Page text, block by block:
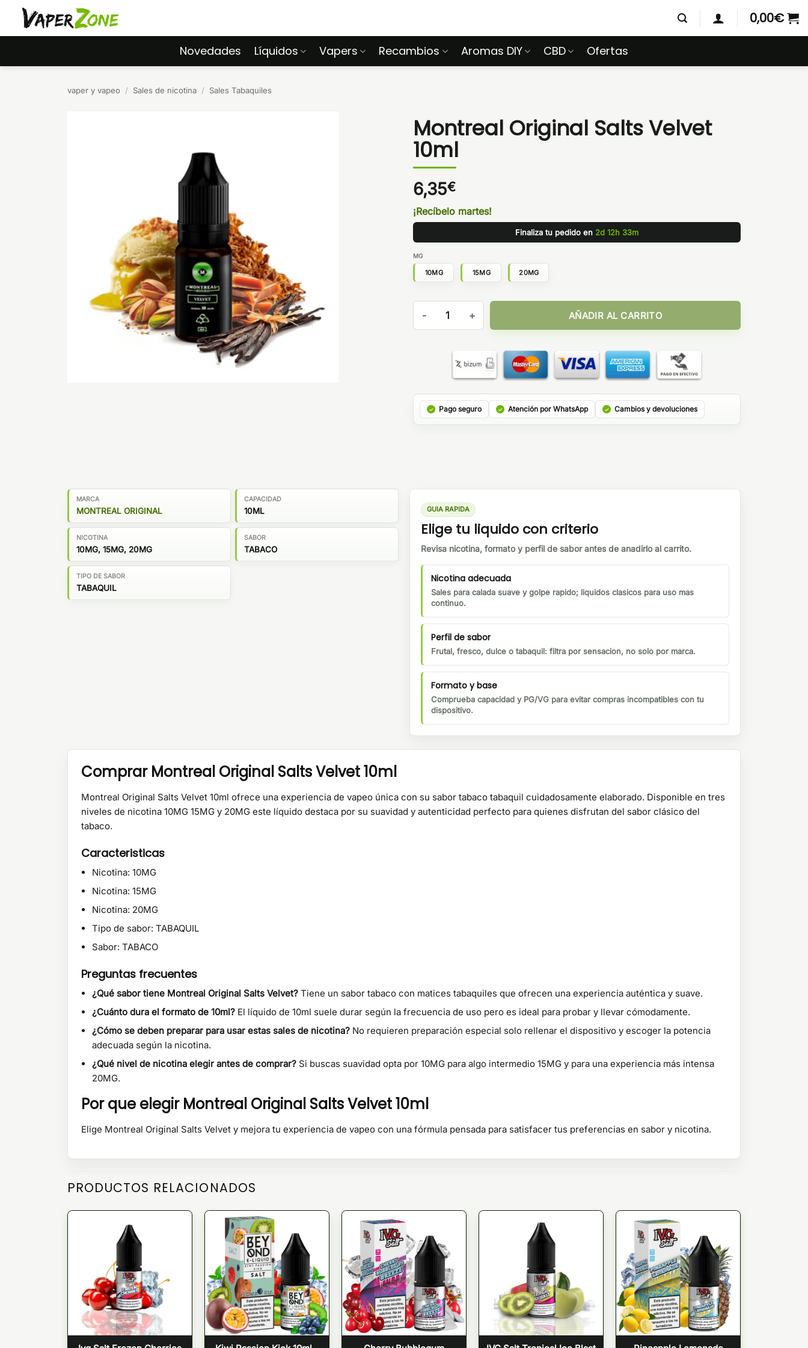
Saltar
contenido
0,00€
Novedades Líquidos Vapers Recambios Aromas DIY CBD Ofertas
vaper y vapeo / Sales de nicotina / Sales Tabaquiles
Montreal Original Salts Velvet
10ml
6,35€
¡Recíbelo martes!
Finaliza tu pedido en 2d 12h 33m
MG
10MG 15MG 20MG
Montreal Original Salts Velvet 10ml cantidad
AÑADIR AL CARRITO
Pago seguro Atención por WhatsApp Cambios y devoluciones
MARCA
MONTREAL ORIGINAL
CAPACIDAD
10ML
NICOTINA
10MG, 15MG, 20MG
SABOR
TABACO
TIPO DE SABOR
TABAQUIL
GUIA RAPIDA
Elige tu liquido con criterio
Revisa nicotina, formato y perfil de sabor antes de anadirlo al carrito.
Nicotina adecuada
Sales para calada suave y golpe rapido; liquidos clasicos para uso mas
continuo.
Perfil de sabor
Frutal, fresco, dulce o tabaquil: filtra por sensacion, no solo por marca.
Formato y base
Comprueba capacidad y PG/VG para evitar compras incompatibles con tu
dispositivo.
Comprar Montreal Original Salts Velvet 10ml
Montreal Original Salts Velvet 10ml ofrece una experiencia de vapeo única con su sabor tabaco tabaquil cuidadosamente elaborado. Disponible en tres
niveles de nicotina 10MG 15MG y 20MG este líquido destaca por su suavidad y autenticidad perfecto para quienes disfrutan del sabor clásico del
tabaco.
Caracteristicas
Nicotina: 10MG
Nicotina: 15MG
Nicotina: 20MG
Tipo de sabor: TABAQUIL
Sabor: TABACO
Preguntas frecuentes
¿Qué sabor tiene Montreal Original Salts Velvet? Tiene un sabor tabaco con matices tabaquiles que ofrecen una experiencia auténtica y suave.
¿Cuánto dura el formato de 10ml? El líquido de 10ml suele durar según la frecuencia de uso pero es ideal para probar y llevar cómodamente.
¿Cómo se deben preparar para usar estas sales de nicotina? No requieren preparación especial solo rellenar el dispositivo y escoger la potencia
adecuada según la nicotina.
¿Qué nivel de nicotina elegir antes de comprar? Si buscas suavidad opta por 10MG para algo intermedio 15MG y para una experiencia más intensa
20MG.
Por que elegir Montreal Original Salts Velvet 10ml
Elige Montreal Original Salts Velvet y mejora tu experiencia de vapeo con una fórmula pensada para satisfacer tus preferencias en sabor y nicotina.
PRODUCTOS RELACIONADOS